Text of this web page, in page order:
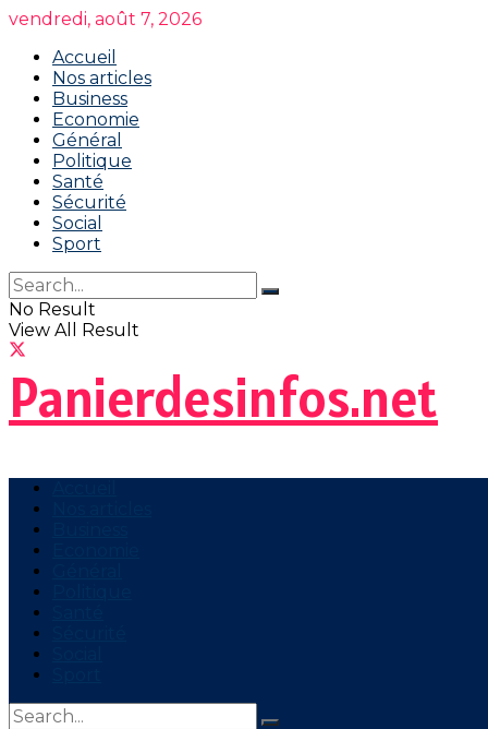
vendredi, août 7, 2026
Accueil
Nos articles
Business
Economie
Général
Politique
Santé
Sécurité
Social
Sport
No Result
View All Result
Panierdesinfos.net